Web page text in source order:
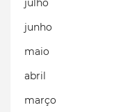
julho
junho
maio
abril
março